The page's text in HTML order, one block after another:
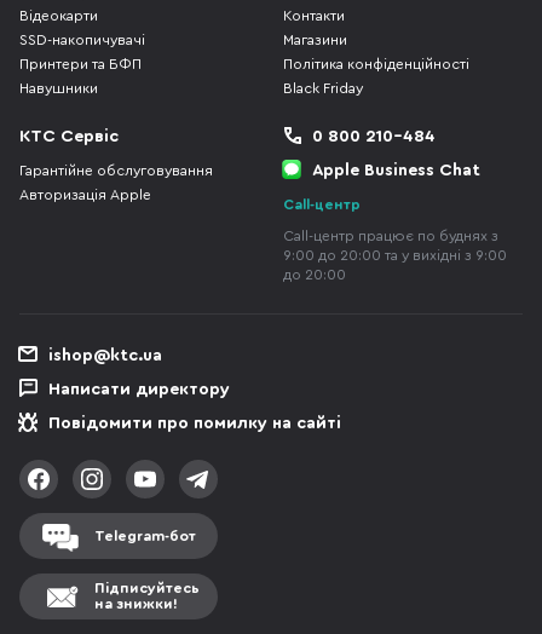
Відеокарти
SSD-накопичувачі
Принтери та БФП
Навушники
Контакти
Магазини
Політика конфіденційності
Black Friday
КТС Сервіс
Гарантійне обслуговування
Авторизація Apple
0 800 210-484
Apple Business Chat
Call-центр
Call-центр працює по буднях з
9:00 до 20:00 та у вихідні з 9:00
до 20:00
ishop@ktc.ua
Написати директору
Повідомити про помилку на сайті
Telegram-бот
Підписуйтесь
на знижки!